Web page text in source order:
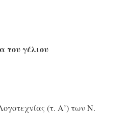
του γέλιου
(τ. Α’) των Ν.